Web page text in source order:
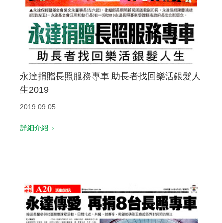
永達捐贈長照服務專車 助長者找回樂活銀髮人
生2019
2019.09.05
詳細介紹